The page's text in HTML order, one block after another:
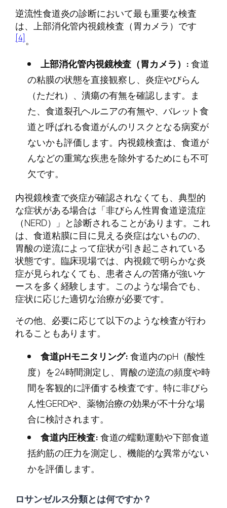
逆流性食道炎の診断において最も重要な検査
は、上部消化管内視鏡検査（胃カメラ）です
[4]。
上部消化管内視鏡検査（胃カメラ）:食道
の粘膜の状態を直接観察し、炎症やびらん
（ただれ）、潰瘍の有無を確認します。ま
た、食道裂孔ヘルニアの有無や、バレット食
道と呼ばれる食道がんのリスクとなる病変が
ないかも評価します。内視鏡検査は、食道が
んなどの重篤な疾患を除外するためにも不可
欠です。
内視鏡検査で炎症が確認されなくても、典型的
な症状がある場合は「非びらん性胃食道逆流症
（NERD）」と診断されることがあります。これ
は、食道粘膜に目に見える炎症はないものの、
胃酸の逆流によって症状が引き起こされている
状態です。臨床現場では、内視鏡で明らかな炎
症が見られなくても、患者さんの苦痛が強いケ
ースを多く経験します。このような場合でも、
症状に応じた適切な治療が必要です。
その他、必要に応じて以下のような検査が行わ
れることもあります。
食道pHモニタリング:食道内のpH（酸性
度）を24時間測定し、胃酸の逆流の頻度や時
間を客観的に評価する検査です。特に非びら
ん性GERDや、薬物治療の効果が不十分な場
合に検討されます。
食道内圧検査:食道の蠕動運動や下部食道
括約筋の圧力を測定し、機能的な異常がない
かを評価します。
ロサンゼルス分類とは何ですか？